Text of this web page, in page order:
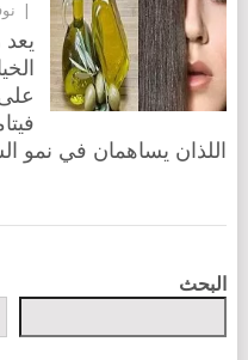
اللذان يساهمان في نمو
POSTS
البحث